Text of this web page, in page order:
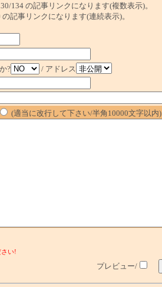
134 の記事リンクになります(複数表示)。
記事リンクになります(連続表示)。
?
/ アドレス
(適当に改行して下さい/半角10000文字以内)
い!
プレビュー/